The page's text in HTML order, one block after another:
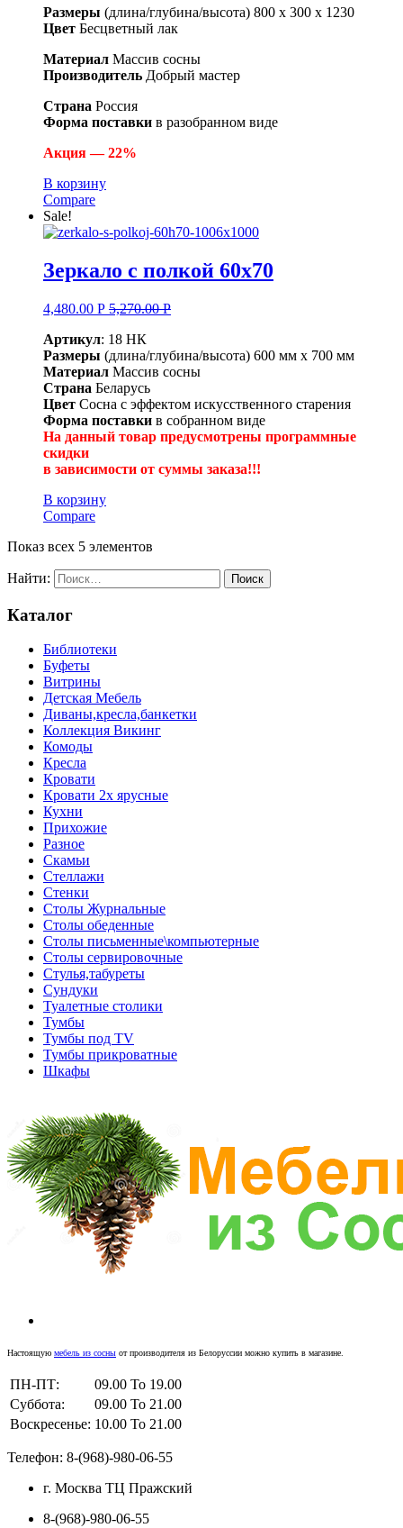
Размеры (длина/глубина/высота) 800 x 300 x 1230
Цвет Бесцветный лак
Материал Массив сосны
Производитель Добрый мастер
Страна Россия
Форма поставки в разобранном виде
Акция — 22%
В корзину
Compare
Sale!
Зеркало с полкой 60х70
4,480.00 Р 5,270.00Р
Артикул: 18 НК
Размеры (длина/глубина/высота) 600 мм х 700 мм
Материал Массив сосны
Страна Беларусь
Цвет Сосна с эффектом искусственного старения
Форма поставки в собранном виде
На данный товар предусмотрены программные
скидки
в зависимости от суммы заказа!!!
В корзину
Compare
Показ всех 5 элементов
Найти:
Каталог
Библиотеки
Буфеты
Витрины
Детская Мебель
Диваны,кресла,банкетки
Коллекция Викинг
Комоды
Кресла
Кровати
Кровати 2х ярусные
Кухни
Прихожие
Разное
Скамьи
Стеллажи
Стенки
Столы Журнальные
Столы обеденные
Столы письменные\компьютерные
Столы сервировочные
Стулья,табуреты
Сундуки
Туалетные столики
Тумбы
Тумбы под TV
Тумбы прикроватные
Шкафы
Настоящую мебель из сосны от производителя из Белоруссии можно купить в магазине.
ПН-ПТ:
09.00 To 19.00
Суббота:
09.00 To 21.00
Воскресенье: 10.00 To 21.00
Телефон: 8-(968)-980-06-55
г. Москва ТЦ Пражский
8-(968)-980-06-55